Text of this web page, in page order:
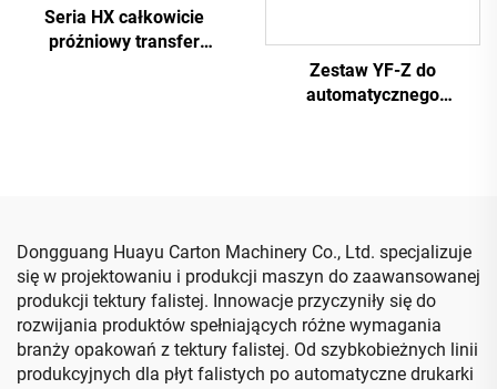
Seria HX całkowicie
próżniowy transfer
Zestaw YF-Z do
automatycznego
Dongguang Huayu Carton Machinery Co., Ltd. specjalizuje
się w projektowaniu i produkcji maszyn do zaawansowanej
produkcji tektury falistej. Innowacje przyczyniły się do
rozwijania produktów spełniających różne wymagania
branży opakowań z tektury falistej. Od szybkobieżnych linii
produkcyjnych dla płyt falistych po automatyczne drukarki